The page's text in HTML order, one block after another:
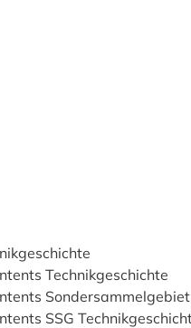
Technikgeschichte
SSG